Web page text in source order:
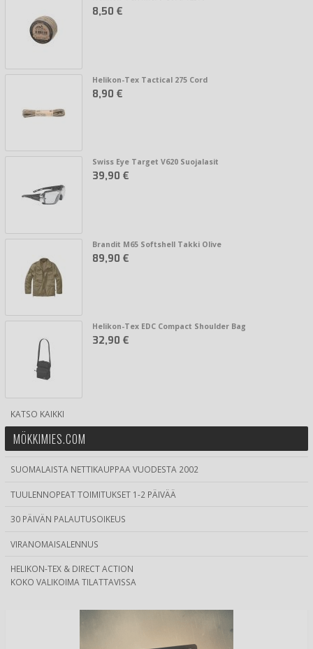
8,50 €
Helikon-Tex Tactical 275 Cord
8,90 €
Swiss Eye Target V620 Suojalasit
39,90 €
Brandit M65 Softshell Takki Olive
89,90 €
Helikon-Tex EDC Compact Shoulder Bag
32,90 €
KATSO KAIKKI
MÖKKIMIES.COM
SUOMALAISTA NETTIKAUPPAA VUODESTA 2002
TUULENNOPEAT TOIMITUKSET 1-2 PÄIVÄÄ
30 PÄIVÄN PALAUTUSOIKEUS
VIRANOMAISALENNUS
HELIKON-TEX & DIRECT ACTION
KOKO VALIKOIMA TILATTAVISSA